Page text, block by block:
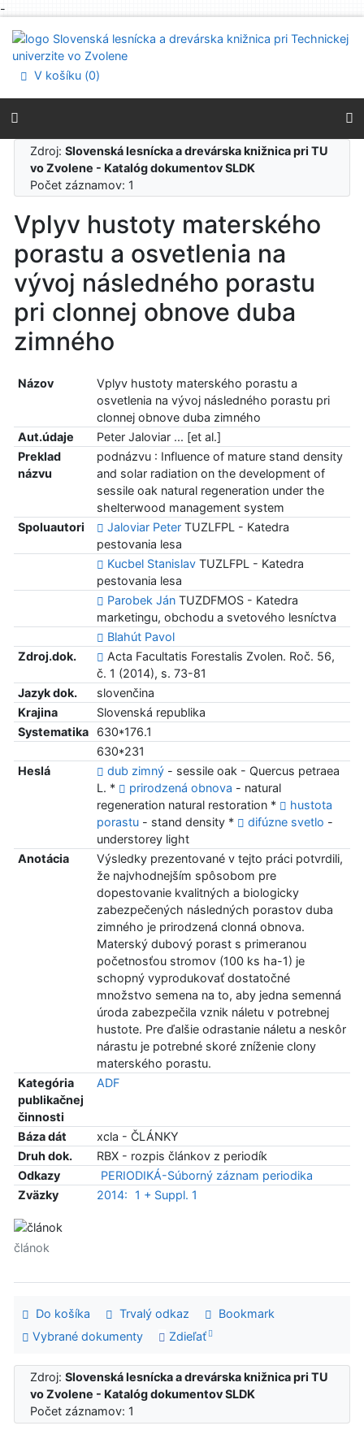
-
Prejsť na menu
Prehlásenie o webovej prístupnosti
V košíku (0)
Zdroj:Slovenská lesnícka a drevárska knižnica pri TU
vo Zvolene - Katalóg dokumentov SLDK
Počet záznamov: 1
Vplyv hustoty materského
porastu a osvetlenia na
vývoj následného porastu
pri clonnej obnove duba
zimného
Názov
Vplyv hustoty materského porastu a
osvetlenia na vývoj následného porastu pri
clonnej obnove duba zimného
Aut.údaje
Peter Jaloviar ... [et al.]
Preklad
názvu
podnázvu : Influence of mature stand density
and solar radiation on the development of
sessile oak natural regeneration under the
shelterwood management system
Spoluautori
Jaloviar PeterTUZLFPL - Katedra
pestovania lesa
Kucbel StanislavTUZLFPL - Katedra
pestovania lesa
Parobek JánTUZDFMOS - Katedra
marketingu, obchodu a svetového lesníctva
Blahút Pavol
Zdroj.dok.
Acta Facultatis Forestalis Zvolen. Roč. 56,
č. 1 (2014), s. 73-81
Jazyk dok.
slovenčina
Krajina
Slovenská republika
Systematika
630*176.1
630*231
Heslá
dub zimný- sessile oak - Quercus petraea
L. *
prirodzená obnova - natural
regeneration natural restoration *
hustota
porastu- stand density * difúzne svetlo -
understorey light
Anotácia
Výsledky prezentované v tejto práci potvrdili,
že najvhodnejším spôsobom pre
dopestovanie kvalitných a biologicky
zabezpečených následných porastov duba
zimného je prirodzená clonná obnova.
Materský dubový porast s primeranou
početnosťou stromov (100 ks ha-1) je
schopný vyprodukovať dostatočné
množstvo semena na to, aby jedna semenná
úroda zabezpečila vznik náletu v potrebnej
hustote. Pre ďalšie odrastanie náletu a neskôr
nárastu je potrebné skoré zníženie clony
materského porastu.
Kategória
publikačnej
činnosti
ADF
Báza dát
xcla - ČLÁNKY
Druh dok.
RBX - rozpis článkov z periodík
Odkazy
PERIODIKÁ-Súborný záznam periodika
Zväzky
2014: 1 + Suppl. 1
článok
Do košíka Trvalý odkaz
Bookmark
Vybrané dokumenty
Zdieľať
Zdroj:Slovenská lesnícka a drevárska knižnica pri TU
vo Zvolene - Katalóg dokumentov SLDK
Počet záznamov: 1